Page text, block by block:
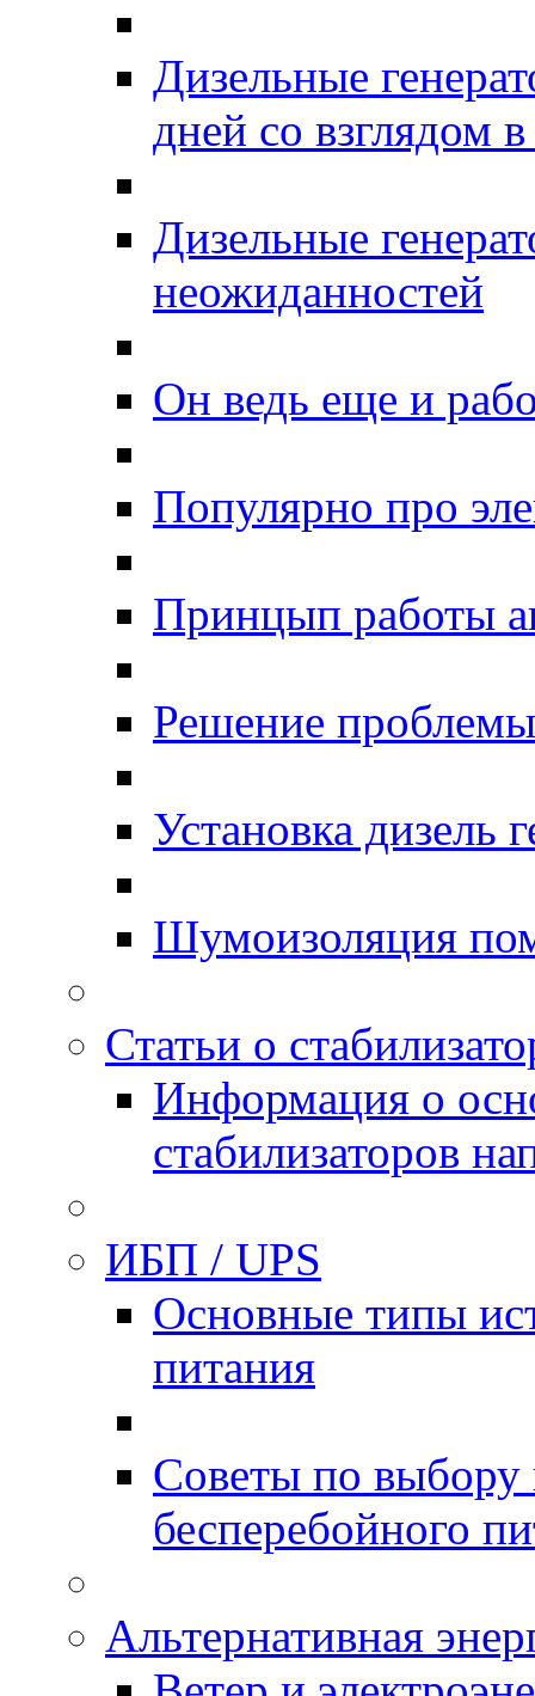
Дизельные
дней со взглядом
Дизельные
неожиданностей
Он ведь еще и
Популярно про
Принцып работы
Решение проблемы
Установка дизель
Шумоизоляция
Статьи о
Информация о
стабилизаторов
ИБП / UPS
Основные типы
питания
Советы по выбору
бесперебойного
Альтернативная